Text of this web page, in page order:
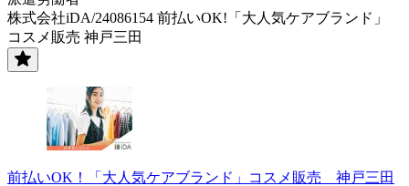
株式会社iDA/24086154 前払いOK!「大人気ケアブランド」
コスメ販売 神戸三田
前払いOK！「大人気ケアブランド」コスメ販売 神戸三田